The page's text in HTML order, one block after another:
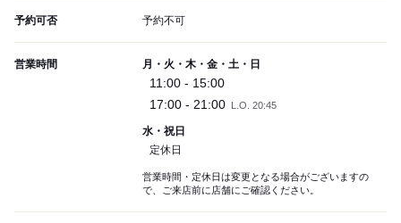
予約可否 予約不可
営業時間 月・火・木・金・土・日
11:00 - 15:00
17:00 - 21:00
L.O. 20:45
水・祝日
定休日
営業時間・定休日は変更となる場合がございますの
で、ご来店前に店舗にご確認ください。